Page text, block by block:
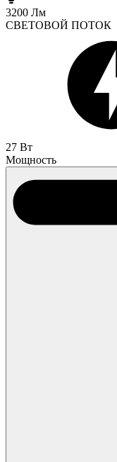
3200 Лм
СВЕТОВОЙ ПОТОК
27 Вт
Мощность